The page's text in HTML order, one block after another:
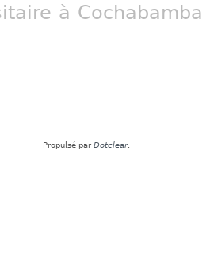
à Cochabamba
Propulsé par Dotclear.